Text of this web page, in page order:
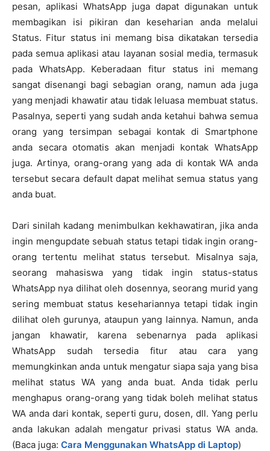
pesan, aplikasi WhatsApp juga dapat digunakan untuk
membagikan isi pikiran dan keseharian anda melalui
Status. Fitur status ini memang bisa dikatakan tersedia
pada semua aplikasi atau layanan sosial media, termasuk
pada WhatsApp. Keberadaan fitur status ini memang
sangat disenangi bagi sebagian orang, namun ada juga
yang menjadi khawatir atau tidak leluasa membuat status.
Pasalnya, seperti yang sudah anda ketahui bahwa semua
orang yang tersimpan sebagai kontak di Smartphone
anda secara otomatis akan menjadi kontak WhatsApp
juga. Artinya, orang-orang yang ada di kontak WA anda
tersebut secara default dapat melihat semua status yang
anda buat.
Dari sinilah kadang menimbulkan kekhawatiran, jika anda
ingin mengupdate sebuah status tetapi tidak ingin orang-
orang tertentu melihat status tersebut. Misalnya saja,
seorang mahasiswa yang tidak ingin status-status
WhatsApp nya dilihat oleh dosennya, seorang murid yang
sering membuat status kesehariannya tetapi tidak ingin
dilihat oleh gurunya, ataupun yang lainnya. Namun, anda
jangan khawatir, karena sebenarnya pada aplikasi
WhatsApp sudah tersedia fitur atau cara yang
memungkinkan anda untuk mengatur siapa saja yang bisa
melihat status WA yang anda buat. Anda tidak perlu
menghapus orang-orang yang tidak boleh melihat status
WA anda dari kontak, seperti guru, dosen, dll. Yang perlu
anda lakukan adalah mengatur privasi status WA anda.
(Baca juga: Cara Menggunakan WhatsApp di Laptop)